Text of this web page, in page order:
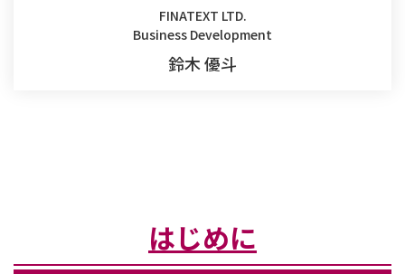
FINATEXT LTD.
Business Development
鈴木 優斗
はじめに